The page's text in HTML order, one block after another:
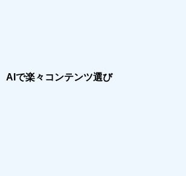
AIで楽々コンテンツ選び